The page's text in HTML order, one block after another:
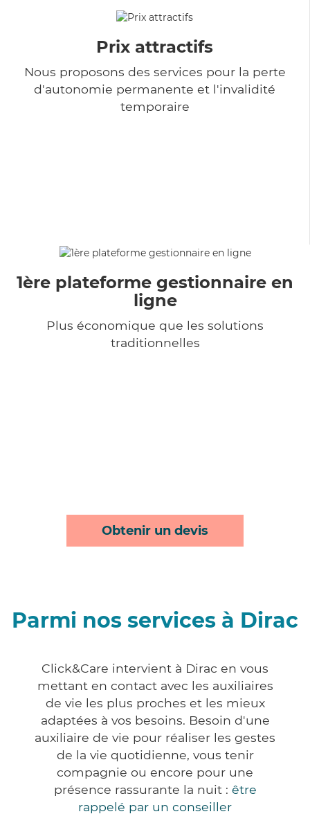
Prix attractifs
Nous proposons des services pour la perte
d'autonomie permanente et l'invalidité
temporaire
1ère plateforme gestionnaire en
ligne
Plus économique que les solutions
traditionnelles
Obtenir un devis
Parmi nos services à Dirac
Click&Care intervient à Dirac en vous
mettant en contact avec les auxiliaires
de vie les plus proches et les mieux
adaptées à vos besoins. Besoin d'une
auxiliaire de vie pour réaliser les gestes
de la vie quotidienne, vous tenir
compagnie ou encore pour une
présence rassurante la nuit : être
rappelé par un conseiller